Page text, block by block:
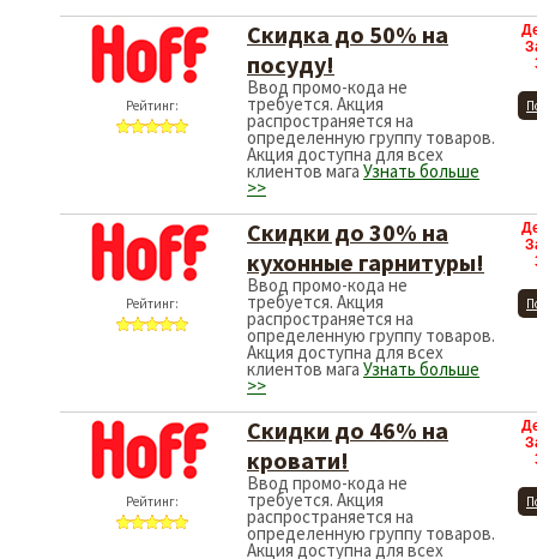
Рейтинг:
Скидка до 50% на
посуду!
Ввод промо-кода не
требуется. Акция
распространяется на
определенную группу товаров.
Акция доступна для всех
клиентов мага Узнать больше
>>
Рейтинг:
Скидки до 30% на
кухонные гарнитуры!
Ввод промо-кода не
требуется. Акция
распространяется на
определенную группу товаров.
Акция доступна для всех
клиентов мага Узнать больше
>>
Рейтинг:
Скидки до 46% на
кровати!
Ввод промо-кода не
требуется. Акция
распространяется на
определенную группу товаров.
Акция доступна для всех